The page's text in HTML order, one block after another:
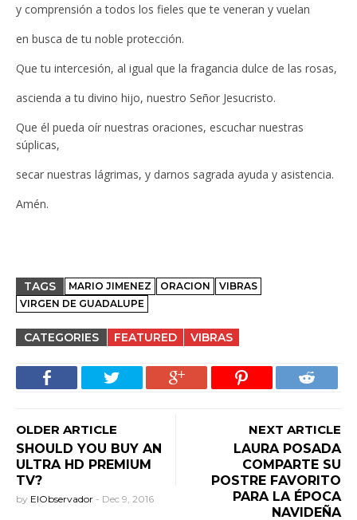
y comprensión a todos los fieles que te veneran y vuelan
en busca de tu noble protección.
Que tu intercesión, al igual que la fragancia dulce de las rosas,
ascienda a tu divino hijo, nuestro Señor Jesucristo.
Que él pueda oír nuestras oraciones, escuchar nuestras
súplicas,
secar nuestras lágrimas, y darnos sagrada ayuda y asistencia.
Amén.
TAGS MARIO JIMENEZ ORACION
VIBRAS
VIRGEN DE GUADALUPE
CATEGORIES FEATURED VIBRAS
OLDER ARTICLE
SHOULD YOU BUY AN
ULTRA HD PREMIUM
TV?
by ElObservador - Dec 9, 2016
NEXT ARTICLE
LAURA POSADA
COMPARTE SU
POSTRE FAVORITO
PARA LA ÉPOCA
NAVIDEÑA